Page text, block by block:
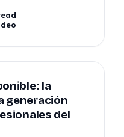
la
generación
del